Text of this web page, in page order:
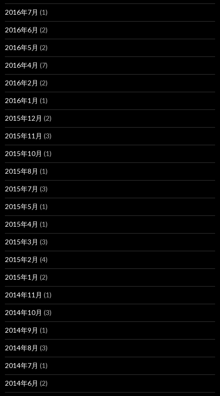
2016年7月 (1)
2016年6月 (2)
2016年5月 (2)
2016年4月 (7)
2016年2月 (2)
2016年1月 (1)
2015年12月 (2)
2015年11月 (3)
2015年10月 (1)
2015年8月 (1)
2015年7月 (3)
2015年5月 (1)
2015年4月 (1)
2015年3月 (3)
2015年2月 (4)
2015年1月 (2)
2014年11月 (1)
2014年10月 (3)
2014年9月 (1)
2014年8月 (3)
2014年7月 (1)
2014年6月 (2)